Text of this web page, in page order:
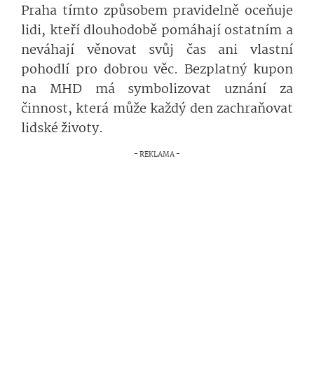
Praha tímto způsobem pravidelně oceňuje
lidi, kteří dlouhodobě pomáhají ostatním a
neváhají věnovat svůj čas ani vlastní
pohodlí pro dobrou věc. Bezplatný kupon
na MHD má symbolizovat uznání za
činnost, která může každý den zachraňovat
lidské životy.